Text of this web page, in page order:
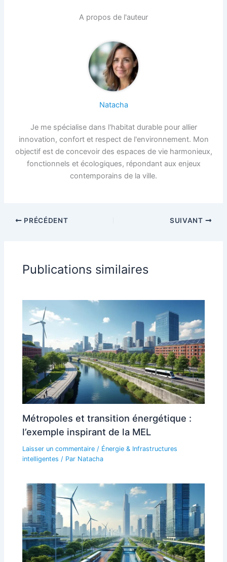
A propos de l'auteur
Natacha
Je me spécialise dans l'habitat durable pour allier
innovation, confort et respect de l'environnement. Mon
objectif est de concevoir des espaces de vie harmonieux,
fonctionnels et écologiques, répondant aux enjeux
contemporains de la ville.
PRÉCÉDENT SUIVANT
Publications similaires
Métropoles et transition énergétique :
l’exemple inspirant de la MEL
Laisser un commentaire / Énergie & Infrastructures
intelligentes / Par Natacha